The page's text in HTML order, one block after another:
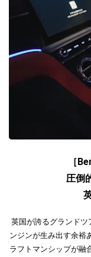
［
圧倒
英国が誇るグランドツ
ンジンが生み出す余裕
ラフトマンシップが融